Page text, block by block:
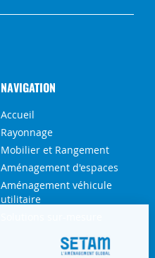
NAVIGATION
Accueil
Rayonnage
Mobilier et Rangement
Aménagement d'espaces
Aménagement véhicule
utilitaire